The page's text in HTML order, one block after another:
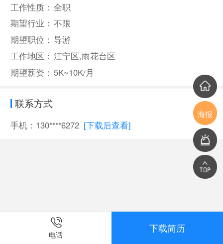
工作性质： 全职
期望行业： 不限
期望职位： 导游
工作地区： 江宁区,雨花台区
期望薪资： 5K~10K/月
联系方式
手机：130****6272 [下载后查看]
电话
下载简历
海报